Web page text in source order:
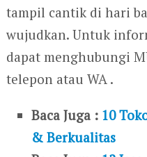
tampil cantik di hari
wujudkan. Untuk
dapat menghubungi
telepon atau WA .
Baca Juga : 10
& Berkualitas